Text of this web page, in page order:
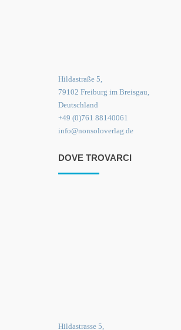
Hildastraße 5,
79102 Freiburg im Breisgau,
Deutschland
+49 (0)761 88140061
info@nonsoloverlag.de
DOVE TROVARCI
Hildastrasse 5,